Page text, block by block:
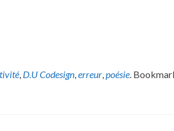
D.U Codesign erreur poésie .